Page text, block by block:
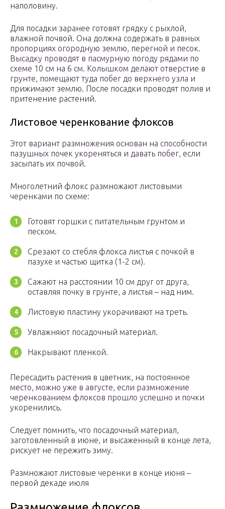
наполовину.
Для посадки заранее готовят грядку с рыхлой,
влажной почвой. Она должна содержать в равных
пропорциях огородную землю, перегной и песок.
Высадку проводят в пасмурную погоду рядами по
схеме 10 см на 6 см. Колышком делают отверстие в
грунте, помещают туда побег до верхнего узла и
прижимают землю. После посадки проводят полив и
притенение растений.
Листовое черенкование флоксов
Этот вариант размножения основан на способности
пазушных почек укореняться и давать побег, если
засыпать их почвой.
Многолетний флокс размножают листовыми
черенками по схеме:
Готовят горшки с питательным грунтом и
песком.
Срезают со стебля флокса листья с почкой в
пазухе и частью щитка (1-2 см).
Сажают на расстоянии 10 см друг от друга,
оставляя почку в грунте, а листья – над ним.
Листовую пластину укорачивают на треть.
Увлажняют посадочный материал.
Накрывают пленкой.
Пересадить растения в цветник, на постоянное
место, можно уже в августе, если размножение
черенкованием флоксов прошло успешно и почки
укоренились.
Следует помнить, что посадочный материал,
заготовленный в июне, и высаженный в конце лета,
рискует не пережить зиму.
Размножают листовые черенки в конце июня –
первой декаде июля